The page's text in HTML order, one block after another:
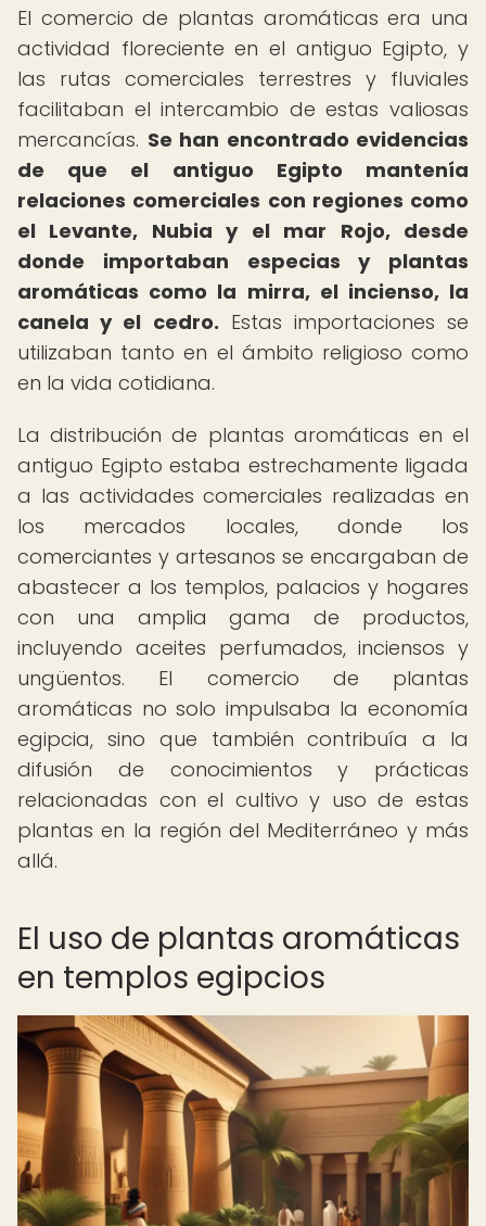
El comercio de plantas aromáticas era una
actividad floreciente en el antiguo Egipto, y
las rutas comerciales terrestres y fluviales
facilitaban el intercambio de estas valiosas
mercancías. Se han encontrado evidencias
de que el antiguo Egipto mantenía
relaciones comerciales con regiones como
el Levante, Nubia y el mar Rojo, desde
donde importaban especias y plantas
aromáticas como la mirra, el incienso, la
canela y el cedro. Estas importaciones se
utilizaban tanto en el ámbito religioso como
en la vida cotidiana.
La distribución de plantas aromáticas en el
antiguo Egipto estaba estrechamente ligada
a las actividades comerciales realizadas en
los mercados locales, donde los
comerciantes y artesanos se encargaban de
abastecer a los templos, palacios y hogares
con una amplia gama de productos,
incluyendo aceites perfumados, inciensos y
ungüentos. El comercio de plantas
aromáticas no solo impulsaba la economía
egipcia, sino que también contribuía a la
difusión de conocimientos y prácticas
relacionadas con el cultivo y uso de estas
plantas en la región del Mediterráneo y más
allá.
El uso de plantas aromáticas
en templos egipcios